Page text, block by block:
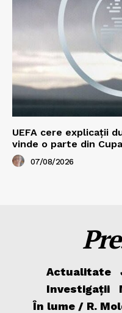
UEFA cere explicații
vinde o parte din
07/08/2026
Actualitate
Investigații
În lume / R.